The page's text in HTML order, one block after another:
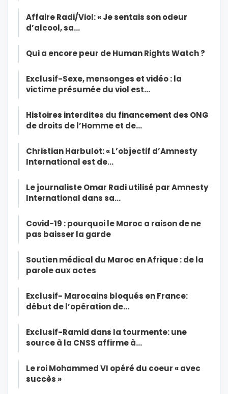
Affaire Radi/Viol: « Je sentais son odeur
d’alcool, sa…
Qui a encore peur de Human Rights Watch ?
Exclusif-Sexe, mensonges et vidéo : la
victime présumée du viol est…
Histoires interdites du financement des ONG
de droits de l’Homme et de…
Christian Harbulot: « L’objectif d’Amnesty
International est de…
Le journaliste Omar Radi utilisé par Amnesty
International dans sa…
Covid-19 : pourquoi le Maroc a raison de ne
pas baisser la garde
Soutien médical du Maroc en Afrique : de la
parole aux actes
Exclusif- Marocains bloqués en France:
début de l’opération de…
Exclusif-Ramid dans la tourmente: une
source à la CNSS affirme à…
Le roi Mohammed VI opéré du coeur « avec
succès »